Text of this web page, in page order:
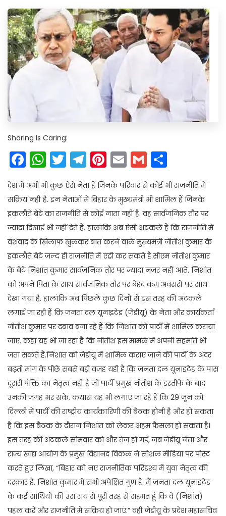
Sharing Is Caring:
Facebook
WhatsApp
Twitter
Telegram
Pinterest
EmailGmail
देश में अभी भी कुछ ऐसे नेता हैं जिनके परिवार से कोई भी राजनीति में
सक्रिय नहीं है. इन नेताओं में बिहार के मुख्यमंत्री भी शामिल हैं जिनके
इकलौते बेटे का राजनीति से कोई नाता नहीं है. वह सार्वजनिक तौर पर
ज्यादा दिखाई भी नहीं देते हैं. हालांकि अब ऐसी अटकलें हैं कि राजनीति में
वंशवाद के खिलाफ खुलकर बात करने वाले मुख्यमंत्री नीतीश कुमार के
इकलौते बेटे जल्द ही राजनीति में एंट्री कर सकते हैं.सीएम नीतीश कुमार
के बेटे निशांत कुमार सार्वजनिक तौर पर ज्यादा नजर नहीं आते. निशांत
को अपने पिता के साथ सार्वजनिक तौर पर बेहद कम अवसरों पर साथ
देखा गया है. हालांकि अब पिछले कुछ दिनों से इस तरह की अटकलें
लगाई जा रही हैं कि जनता दल यूनाइटेड (जेडीयू) के नेता और कार्यकर्ता
नीतीश कुमार पर दबाव बना रहे हैं कि निशांत को पार्टी में शामिल कराया
जाए. कहा यह भी जा रहा है कि नीतीश इस मामले में अपनी सहमति भी
जता सकते हैं.निशांत को जेडीयू में शामिल कराए जाने की पार्टी के अंदर
बढ़ती मांग के पीछे सबसे बड़ी वजह यही है कि जनता दल यूनाइटेड के पास
दूसरी पंक्ति का नेतृत्व नहीं है जो पार्टी प्रमुख नीतीश के इस्तीफे के बाद
उनकी जगह भर सके. कयास यह भी लगाए जा रहे हैं कि 29 जून को
दिल्ली में पार्टी की राष्ट्रीय कार्यकारिणी की बैठक होनी है और हो सकता
है कि इस बैठक के दौरान निशांत को लेकर अहम फैसला हो सकता है।
इस तरह की अटकलें सोमवार को और तेज हो गईं, जब जेडीयू नेता और
राज्य खाद्य आयोग के प्रमुख विद्यानंद विकल ने सोशल मीडिया पर पोस्ट
करते हुए लिखा, “बिहार को नए राजनीतिक परिदृश्य में युवा नेतृत्व की
दरकार है. निशांत कुमार में सभी अपेक्षित गुण हैं. मैं जनता दल यूनाइटेड
के कई साथियों की उस राय से पूरी तरह से सहमत हूं कि वे (निशांत)
पहल करें और राजनीति में सक्रिय हो जाएं.” वहीं जेडीयू के प्रदेश महासचिव